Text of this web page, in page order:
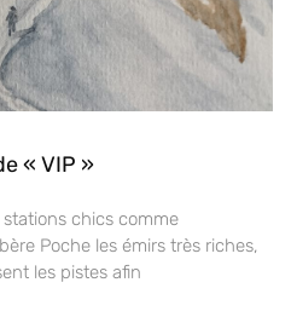
« VIP »
chics comme
Poche les émirs très riches,
les pistes afin